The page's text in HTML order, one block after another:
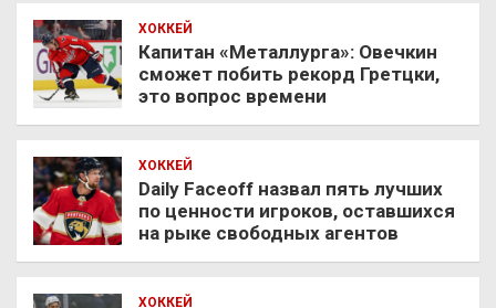
ХОККЕЙ
Капитан «Металлурга»: Овечкин
сможет побить рекорд Гретцки,
это вопрос времени
ХОККЕЙ
Daily Faceoff назвал пять лучших
по ценности игроков, оставшихся
на рыке свободных агентов
ХОККЕЙ